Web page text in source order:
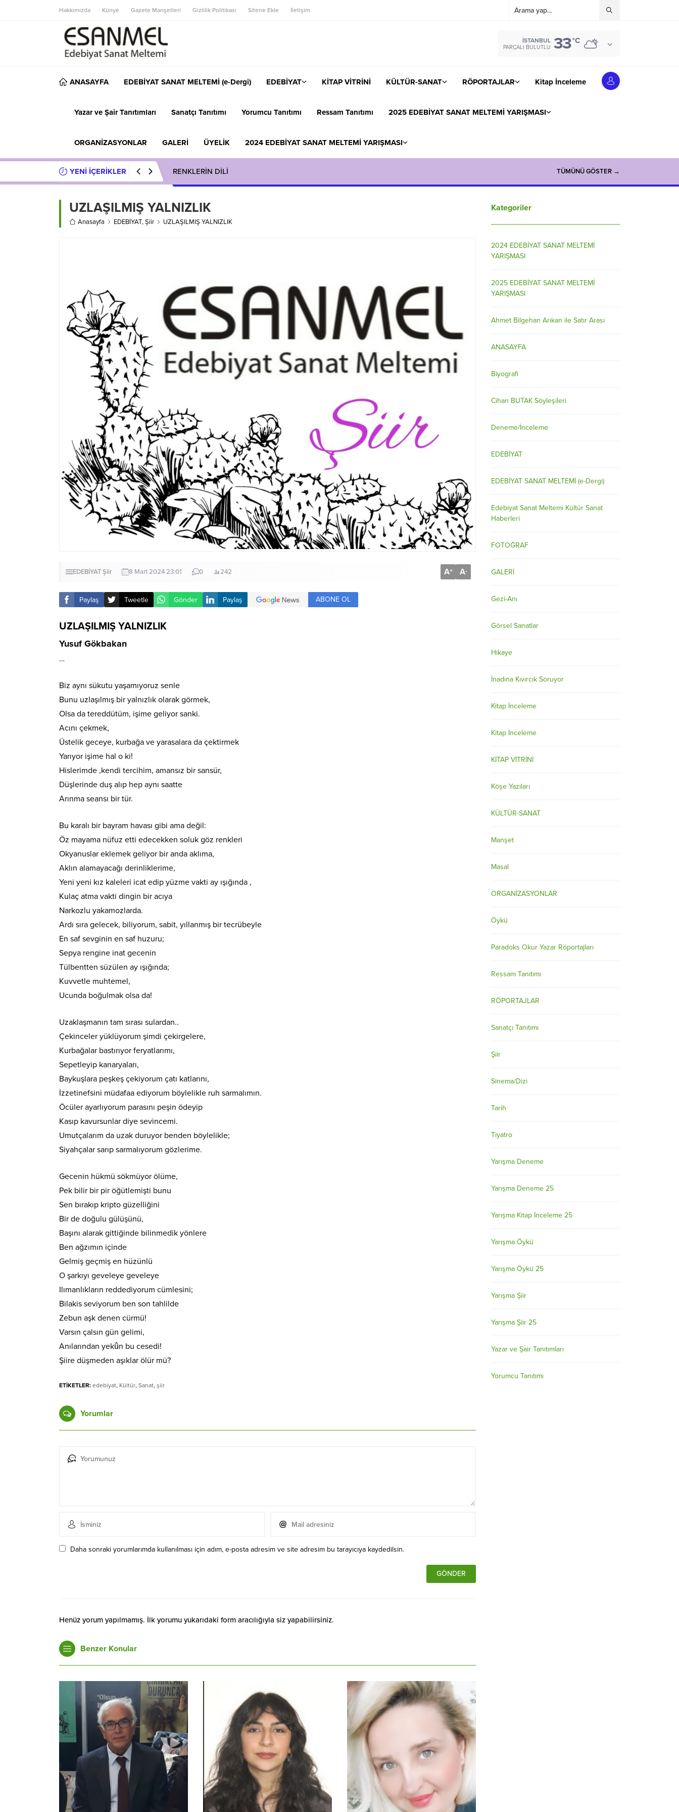
Hakkımızda Künye Gazete Manşetleri Gizlilik Politikası Sitene Ekle İletişim
İSTANBUL
PARÇALI BULUTLU 33°C
ANASAYFA EDEBİYAT SANAT MELTEMİ (e-Dergi) EDEBİYAT KİTAP VİTRİNİ KÜLTÜR-SANAT RÖPORTAJLAR Kitap İnceleme
Yazar ve Şair Tanıtımları Sanatçı Tanıtımı Yorumcu Tanıtımı Ressam Tanıtımı 2025 EDEBİYAT SANAT MELTEMİ YARIŞMASI
ORGANİZASYONLAR GALERİ ÜYELİK 2024 EDEBİYAT SANAT MELTEMİ YARIŞMASI
YENİ İÇERİKLER RENKLERİN DİLİ TÜMÜNÜ GÖSTER →
UZLAŞILMIŞ YALNIZLIK
Anasayfa EDEBİYAT,Şiir UZLAŞILMIŞ YALNIZLIK
EDEBİYATŞiir 8 Mart 2024 23:01 0 242 A+ A-
Paylaş Tweetle Gönder Paylaş ABONE OL
UZLAŞILMIŞ YALNIZLIK
Yusuf Gökbakan
…
Biz aynı sükutu yaşamıyoruz senle
Bunu uzlaşılmış bir yalnızlık olarak görmek,
Olsa da tereddütüm, işime geliyor sanki.
Acını çekmek,
Üstelik geceye, kurbağa ve yarasalara da çektirmek
Yarıyor işime hal o ki!
Hislerimde ,kendi tercihim, amansız bir sansür,
Düşlerinde duş alıp hep aynı saatte
Arınma seansı bir tür.
Bu karalı bir bayram havası gibi ama değil:
Öz mayama nüfuz etti edecekken soluk göz renkleri
Okyanuslar eklemek geliyor bir anda aklıma,
Aklın alamayacağı derinliklerime,
Yeni yeni kız kaleleri icat edip yüzme vakti ay ışığında ,
Kulaç atma vakti dingin bir acıya
Narkozlu yakamozlarda.
Ardı sıra gelecek, biliyorum, sabit, yıllanmış bir tecrübeyle
En saf sevginin en saf huzuru;
Sepya rengine inat gecenin
Tülbentten süzülen ay ışığında;
Kuvvetle muhtemel,
Ucunda boğulmak olsa da!
Uzaklaşmanın tam sırası sulardan..
Çekinceler yüklüyorum şimdi çekirgelere,
Kurbağalar bastırıyor feryatlarımı,
Sepetleyip kanaryaları,
Baykuşlara peşkeş çekiyorum çatı katlarını,
İzzetinefsini müdafaa ediyorum böylelikle ruh sarmalımın.
Öcüler ayarlıyorum parasını peşin ödeyip
Kasıp kavursunlar diye sevincemi.
Umutçalarım da uzak duruyor benden böylelikle;
Siyahçalar sarıp sarmalıyorum gözlerime.
Gecenin hükmü sökmüyor ölüme,
Pek bilir bir pir öğütlemişti bunu
Sen bırakıp kripto güzelliğini
Bir de doğulu gülüşünü,
Başını alarak gittiğinde bilinmedik yönlere
Ben ağzımın içinde
Gelmiş geçmiş en hüzünlü
O şarkıyı geveleye geveleye
Ilımanlıkların reddediyorum cümlesini;
Bilakis seviyorum ben son tahlilde
Zebun aşk denen cürmü!
Varsın çalsın gün gelimi,
Anılarından yekûn bu cesedi!
Şiire düşmeden aşıklar ölür mü?
ETİKETLER: edebiyat, Kültür, Sanat, şiir
Yorumlar
Daha sonraki yorumlarımda kullanılması için adım, e-posta adresim ve site adresim bu tarayıcıya kaydedilsin.
Henüz yorum yapılmamış. İlk yorumu yukarıdaki form aracılığıyla siz yapabilirsiniz.
Benzer Konular
Kategoriler
2024 EDEBİYAT SANAT MELTEMİ
YARIŞMASI
2025 EDEBİYAT SANAT MELTEMİ
YARIŞMASI
Ahmet Bilgehan Arıkan ile Satır Arası
ANASAYFA
Biyografi
Cihan BUTAK Söyleşileri
Deneme/İnceleme
EDEBİYAT
EDEBİYAT SANAT MELTEMİ (e-Dergi)
Edebiyat Sanat Meltemi Kültür Sanat
Haberleri
FOTOĞRAF
GALERİ
Gezi-Anı
Görsel Sanatlar
Hikaye
İnadına Kıvırcık Soruyor
Kitap İnceleme
Kitap İnceleme
KİTAP VİTRİNİ
Köşe Yazıları
KÜLTÜR-SANAT
Manşet
Masal
ORGANİZASYONLAR
Öykü
Paradoks Okur Yazar Röportajları
Ressam Tanıtımı
RÖPORTAJLAR
Sanatçı Tanıtımı
Şiir
Sinema/Dizi
Tarih
Tiyatro
Yarışma Deneme
Yarışma Deneme 25
Yarışma Kitap İnceleme 25
Yarışma Öykü
Yarışma Öykü 25
Yarışma Şiir
Yarışma Şiir 25
Yazar ve Şair Tanıtımları
Yorumcu Tanıtımı